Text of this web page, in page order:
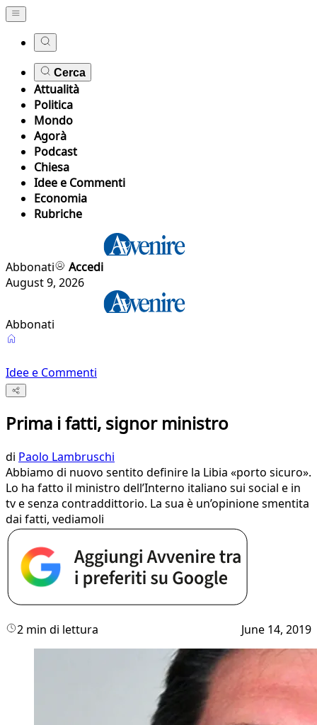
Cerca
Attualità
Politica
Mondo
Agorà
Podcast
Chiesa
Idee e Commenti
Economia
Rubriche
Abbonati
Accedi
August 9, 2026
Abbonati
Idee e Commenti
Prima i fatti, signor ministro
di Paolo Lambruschi
Abbiamo di nuovo sentito definire la Libia «porto sicuro».
Lo ha fatto il ministro dell’Interno italiano sui social e in
tv e senza contraddittorio. La sua è un’opinione smentita
dai fatti, vediamoli
2 min di lettura June 14, 2019